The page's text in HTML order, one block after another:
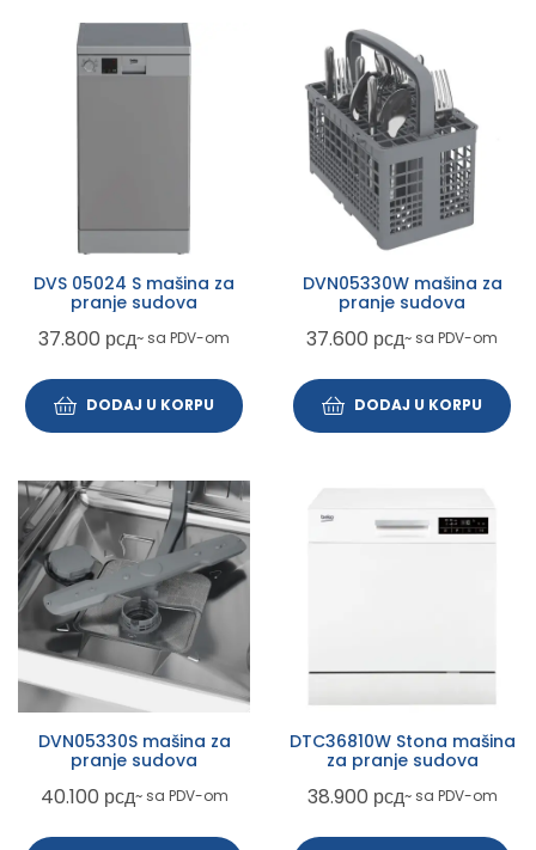
DVS 05024 S mašina za
pranje sudova
37.800 рсд~ sa PDV-om
DODAJ U KORPU
DVN05330W mašina za
pranje sudova
37.600 рсд~ sa PDV-om
DODAJ U KORPU
DVN05330S mašina za
pranje sudova
40.100 рсд~ sa PDV-om
DTC36810W Stona mašina
za pranje sudova
38.900 рсд~ sa PDV-om